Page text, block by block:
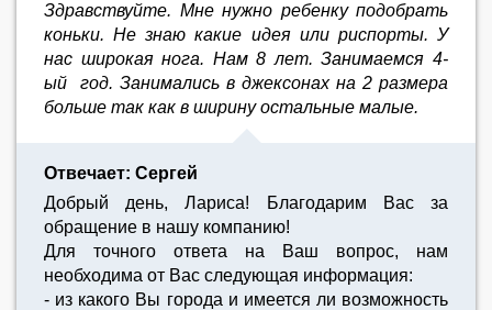
Здравствуйте. Мне нужно ребенку подобрать
коньки. Не знаю какие идея или риспорты. У
нас широкая нога. Нам 8 лет. Занимаемся 4-
ый год. Занимались в джексонах на 2 размера
больше так как в ширину остальные малые.
Отвечает: Сергей
Добрый день, Лариса! Благодарим Вас за
обращение в нашу компанию!
Для точного ответа на Ваш вопрос, нам
необходима от Вас следующая информация:
- из какого Вы города и имеется ли возможность